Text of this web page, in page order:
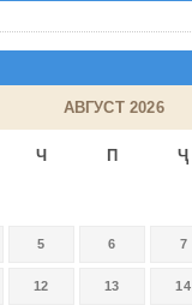
АВГУСТ 2026
Ч П Ҷ
5 6 7
12 13 14